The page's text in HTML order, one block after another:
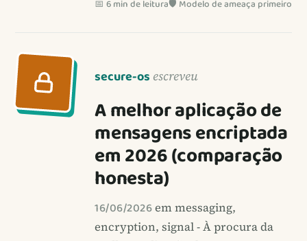
📅 6 min de leitura🛡️ Modelo de ameaça primeiro
secure-os escreveu
A melhor aplicação de
mensagens encriptada
em 2026 (comparação
honesta)
16/06/2026em messaging,
encryption, signal - À procura da